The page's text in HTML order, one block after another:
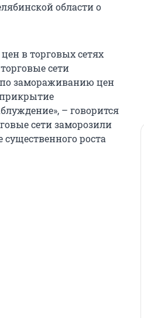
области о
в торговых сетях
сети
замораживанию цен
– говорится
сети заморозили
роста